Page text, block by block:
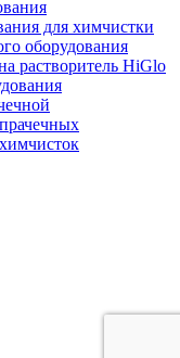
для химчистки
оборудования
растворитель HiGlo